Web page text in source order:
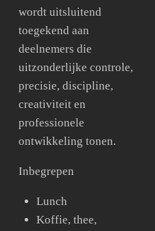
wordt uitsluitend
toegekend aan
deelnemers die
uitzonderlijke controle,
precisie, discipline,
creativiteit en
professionele
ontwikkeling tonen.
Inbegrepen
Lunch
Koffie, thee,